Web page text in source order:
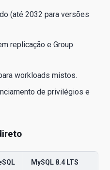
(até 2032 para versões
replicação e Group
workloads mistos.
de privilégios e
MySQL 8.4 LTS